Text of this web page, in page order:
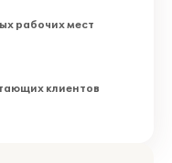
рабочих мест
клиентов